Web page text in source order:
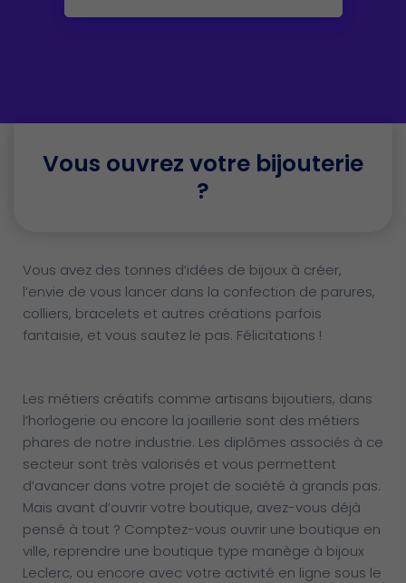
Vous ouvrez votre bijouterie
?
Vous avez des tonnes d’idées de bijoux à créer,
l’envie de vous lancer dans la confection de parures,
colliers, bracelets et autres créations parfois
fantaisie, et vous sautez le pas. Félicitations !
Les métiers créatifs comme artisans bijoutiers, dans
l’horlogerie ou encore la joaillerie sont des métiers
phares de notre industrie. Les diplômes associés à ce
secteur sont très valorisés et vous permettent
d’avancer dans votre projet de société à grands pas.
Mais avant d’ouvrir votre boutique, avez-vous déjà
pensé à tout ? Comptez-vous ouvrir une boutique en
ville, reprendre une boutique type manège à bijoux
Leclerc, ou encore avec votre activité en ligne sous le